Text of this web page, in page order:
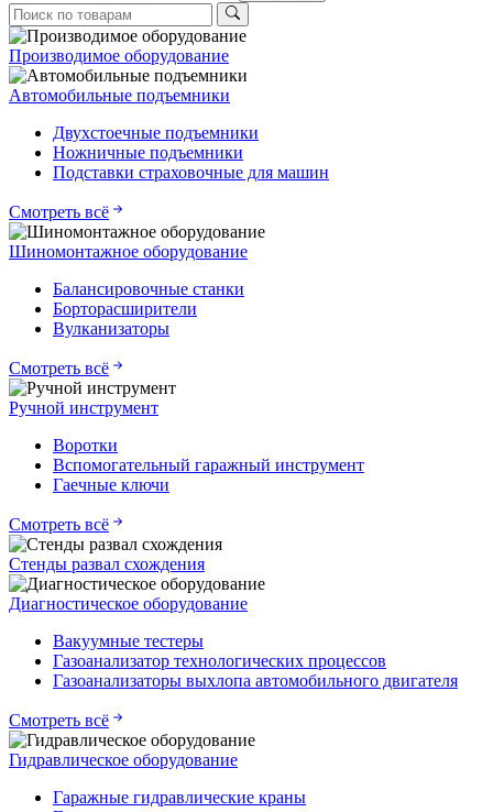
Производимое оборудование
Автомобильные подъемники
Двухстоечные подъемники
Ножничные подъемники
Подставки страховочные для машин
Смотреть всё
Шиномонтажное оборудование
Балансировочные станки
Борторасширители
Вулканизаторы
Смотреть всё
Ручной инструмент
Воротки
Вспомогательный гаражный инструмент
Гаечные ключи
Смотреть всё
Стенды развал схождения
Диагностическое оборудование
Вакуумные тестеры
Газоанализатор технологических процессов
Газоанализаторы выхлопа автомобильного двигателя
Смотреть всё
Гидравлическое оборудование
Гаражные гидравлические краны